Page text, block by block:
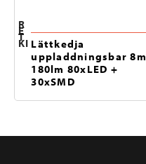
R
E
T
KI Lättkedja
uppladdningsbar 8m
180lm 80xLED +
30xSMD